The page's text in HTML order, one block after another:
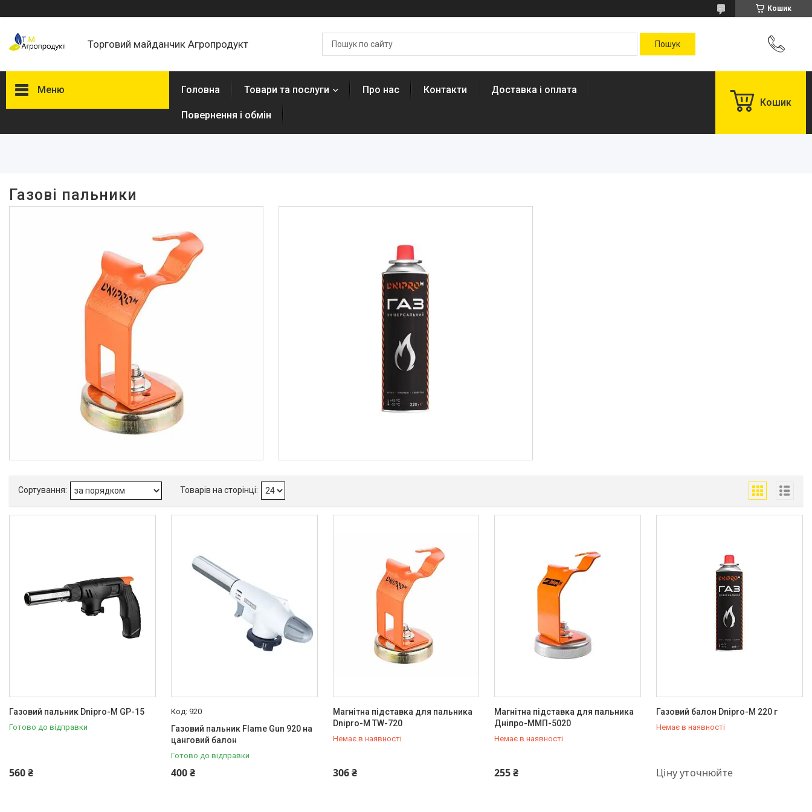
Кошик
Торговий майданчик Агропродукт
Меню
Так 2
Товари та послуги
Поширені запитання
Доставка та оплата
Головна Товари та послуги Про нас Контакти Доставка і оплата
Повернення і обмін
Кошик
Газові пальники
Газовий пальник Dnipro-M GP-15
Готово до відправки
560 ₴
920
Газовий пальник Flame Gun 920 на
цанговий балон
Готово до відправки
400 ₴
Магнітна підставка для пальника
Dnipro-M TW-720
Немає в наявності
306 ₴
+380 (50) 579-79-28
Магнітна підставка для пальника
Дніпро-ММП-5020
Немає в наявності
255 ₴
+380 (50) 579-79-28
Газовий балон Dnipro-M 220 г
Немає в наявності
Ціну уточнюйте
+380 (50) 579-79-28